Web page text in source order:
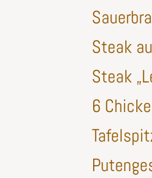
Steak
Steak
6